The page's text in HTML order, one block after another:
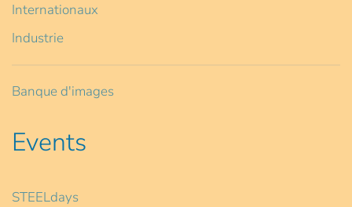
Internationaux
Industrie
Banque d'images
Events
STEELdays